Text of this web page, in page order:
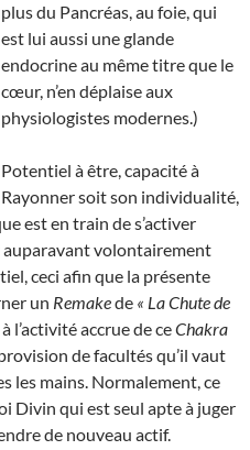
plus du Pancréas, au foie, qui
est lui aussi une glande
endocrine au même titre que le
cœur, n’en déplaise aux
physiologistes modernes.)
Potentiel à être, capacité à
Rayonner soit son individualité,
est en train de s’activer
auparavant volontairement
ceci afin que la présente
un Remakede « La Chute de
l’activité accrue de ceChakra
de facultés qu’il vaut
les mains. Normalement, ce
Divin qui est seul apte à juger
de nouveau actif.